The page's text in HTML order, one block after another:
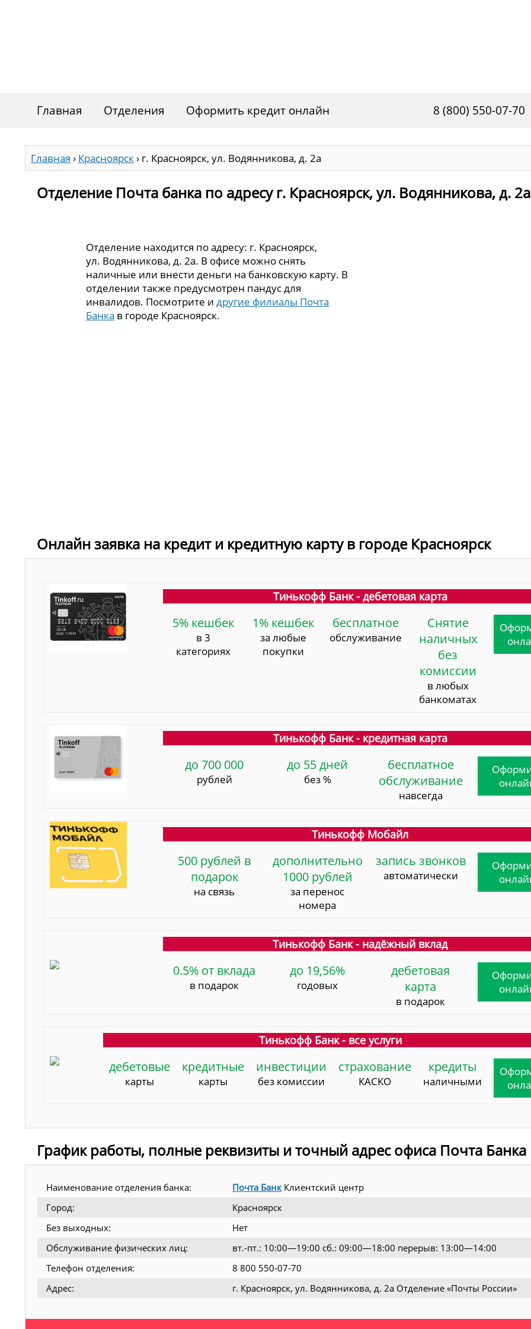
Главная Отделения Оформить кредит онлайн 8 (800) 550-07-70
Главная › Красноярск› г. Красноярск, ул. Водянникова, д. 2а
Отделение Почта банка по адресу г. Красноярск, ул. Водянникова, д. 2а
Отделение находится по адресу: г. Красноярск,
ул. Водянникова, д. 2а. В офисе можно снять
наличные или внести деньги на банковскую карту. В
отделении также предусмотрен пандус для
инвалидов. Посмотрите идругие филиалы Почта
Банка в городе Красноярск.
Онлайн заявка на кредит и кредитную карту в городе Красноярск
Тинькофф Банк - дебетовая карта
5% кешбек
в 3
категориях
1% кешбек
за любые
покупки
бесплатное
обслуживание
Снятие
наличных
без
комиссии
в любых
банкоматах
Тинькофф Банк - кредитная карта
до 700 000
рублей
до 55 дней
без %
бесплатное
обслуживание
навсегда
Тинькофф Мобайл
500 рублей в
подарок
на связь
дополнительно
1000 рублей
за перенос
номера
запись звонков
автоматически
Тинькофф Банк - надёжный вклад
0.5% от вклада
в подарок
до 19,56%
годовых
дебетовая
карта
в подарок
Тинькофф Банк - все услуги
дебетовые
карты
кредитные
карты
инвестиции
без комиссии
страхование
КАСКО
кредиты
наличными
График работы, полные реквизиты и точный адрес офиса Почта Банка
Наименование отделения банка: Почта Банк Клиентский центр
Город:
Красноярск
Без выходных:
Нет
Обслуживание физических лиц:
вт.-пт.: 10:00—19:00 сб.: 09:00—18:00 перерыв: 13:00—14:00
Телефон отделения:
8 800 550-07-70
Адрес:
г. Красноярск, ул. Водянникова, д. 2а Отделение «Почты России»